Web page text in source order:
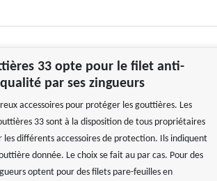
33 opte pour le filet anti-
par ses zingueurs
accessoires pour protéger les gouttières. Les
33 sont à la disposition de tous propriétaires
les différents accessoires de protection. Ils indiquent
donnée. Le choix se fait au par cas. Pour des
optent pour des filets pare-feuilles en